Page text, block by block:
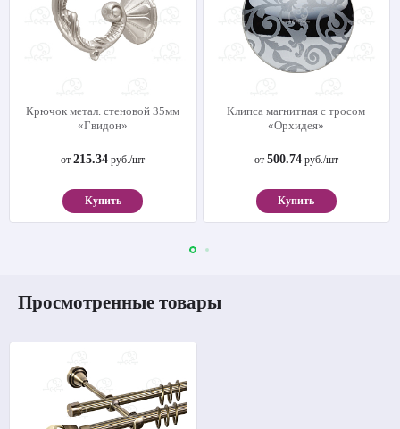
Крючок метал. стеновой 35мм
«Гвидон»
от215.34 руб./шт
Купить
Клипса магнитная с тросом
«Орхидея»
от 500.74руб./шт
Купить
Просмотренные товары